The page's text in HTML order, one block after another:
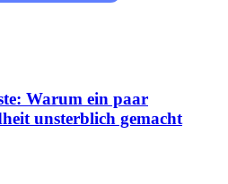
Warum ein paar
unsterblich gemacht